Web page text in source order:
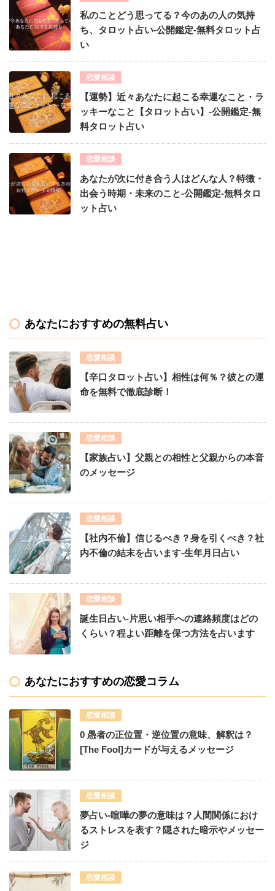
私のことどう思ってる？今のあの人の気持
ち、タロット占い-公開鑑定-無料タロット占
い
恋愛相談
【運勢】近々あなたに起こる幸運なこと・ラ
ッキーなこと【タロット占い】-公開鑑定-無
料タロット占い
恋愛相談
あなたが次に付き合う人はどんな人？特徴・
出会う時期・未来のこと-公開鑑定-無料タロ
ット占い
あなたにおすすめの無料占い
恋愛相談
【辛口タロット占い】相性は何％？彼との運
命を無料で徹底診断！
恋愛相談
【家族占い】父親との相性と父親からの本音
のメッセージ
恋愛相談
【社内不倫】信じるべき？身を引くべき？社
内不倫の結末を占います-生年月日占い
恋愛相談
誕生日占い-片思い相手への連絡頻度はどの
くらい？程よい距離を保つ方法を占います
あなたにおすすめの恋愛コラム
恋愛相談
0 愚者の正位置・逆位置の意味、解釈は？
[The Fool]カードが与えるメッセージ
恋愛相談
夢占い-喧嘩の夢の意味は？人間関係におけ
るストレスを表す？隠された暗示やメッセー
ジ
恋愛相談